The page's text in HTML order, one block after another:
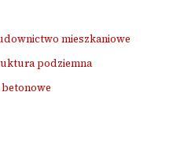
mieszkaniowe
podziemna